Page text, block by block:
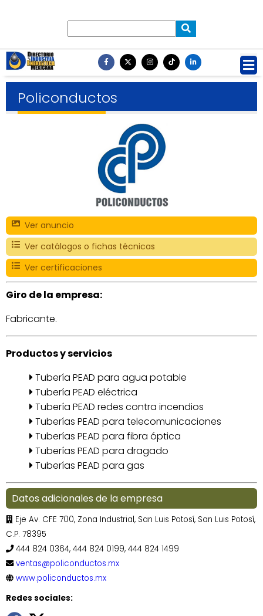
Policonductos
Ver anuncio
Ver catálogos o fichas técnicas
Ver certificaciones
Giro de la empresa:
Fabricante.
Productos y servicios
Tubería PEAD para agua potable
Tubería PEAD eléctrica
Tubería PEAD redes contra incendios
Tuberías PEAD para telecomunicaciones
Tuberías PEAD para fibra óptica
Tuberías PEAD para dragado
Tuberías PEAD para gas
Datos adicionales de la empresa
Eje Av. CFE 700, Zona Industrial, San Luis Potosí, San Luis Potosí,
C.P. 78395
444 824 0364, 444 824 0199, 444 824 1499
ventas@policonductos.mx
www.policonductos.mx
Redes sociales: